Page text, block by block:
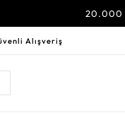
20.000
Alışveriş